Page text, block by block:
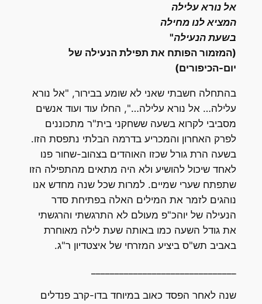
אל נורא עלילה
המציא לנו מחילה
בשעת הנעילה"
(המזמור הפותח את תפילת הנעילה של
יום-הכיפורים)
בהתחלה חשבתי שאני לא שומע בבירור, "אל נורא
עלילה… אל נורא עלילה…", החלו עוד ועוד אנשים
מסביבי לקרוא בשעה ששחקני בית"ר מתכוננים
לפרק האחרון והמכריע בדרמה הבלתי נתפסת הזו.
בשעה הרת גורל שכזו האוהדים בצהוב-שחור פנו
לאחד שיכול להושיע ולא היה מתאים מהתפילה הזו
שתפתח שערי שמיים. למרות שכל שנה מחדש אנו
נוהגים לזמר את המילים האלה בפתיחת סדר
הנעילה של יוהכ"פ מעולם לא התרגשתי והרגשתי
את גודל השעה כמו באותה שעת לילה מאוחרת
באביב תש"ס ביציע המזרחי של איצטדיון ר"ג.
שנה לאחר הפסד כאוב במיוחד בדו-קרב פנדלים